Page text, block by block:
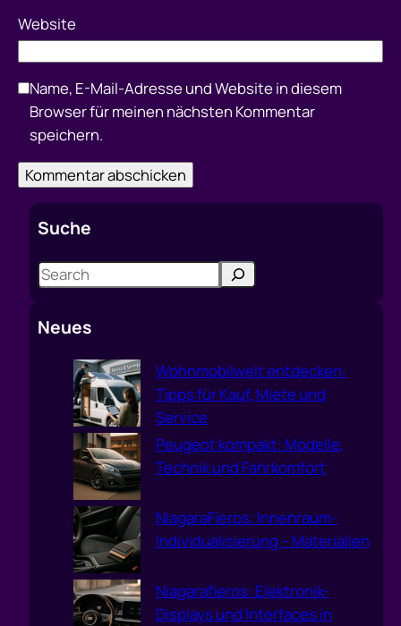
Website
Name, E-Mail-Adresse und Website in diesem
Browser für meinen nächsten Kommentar
speichern.
Suche
S
e
aNeues
Wohnmobilwelt entdecken:
Tipps für Kauf, Miete und
Service
Peugeot kompakt: Modelle,
Technik und Fahrkomfort
NiagaraFieros: Innenraum-
Individualisierung – Materialien
Niagarafieros: Elektronik-
Displays und Interfaces in